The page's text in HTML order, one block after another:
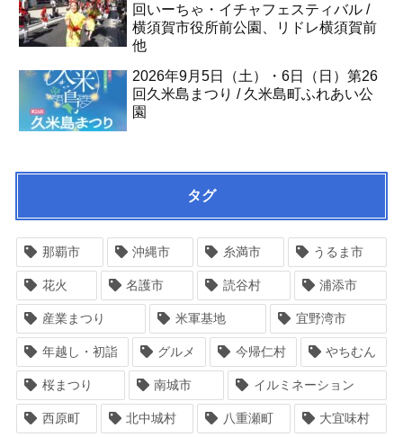
回いーちゃ・イチャフェスティバル /
横須賀市役所前公園、リドレ横須賀前
他
2026年9月5日（土）・6日（日）第26
回久米島まつり / 久米島町ふれあい公
園
タグ
那覇市 沖縄市 糸満市 うるま市
花火 名護市 読谷村 浦添市
産業まつり 米軍基地 宜野湾市
年越し・初詣 グルメ 今帰仁村 やちむん
桜まつり 南城市 イルミネーション
西原町 北中城村 八重瀬町 大宜味村